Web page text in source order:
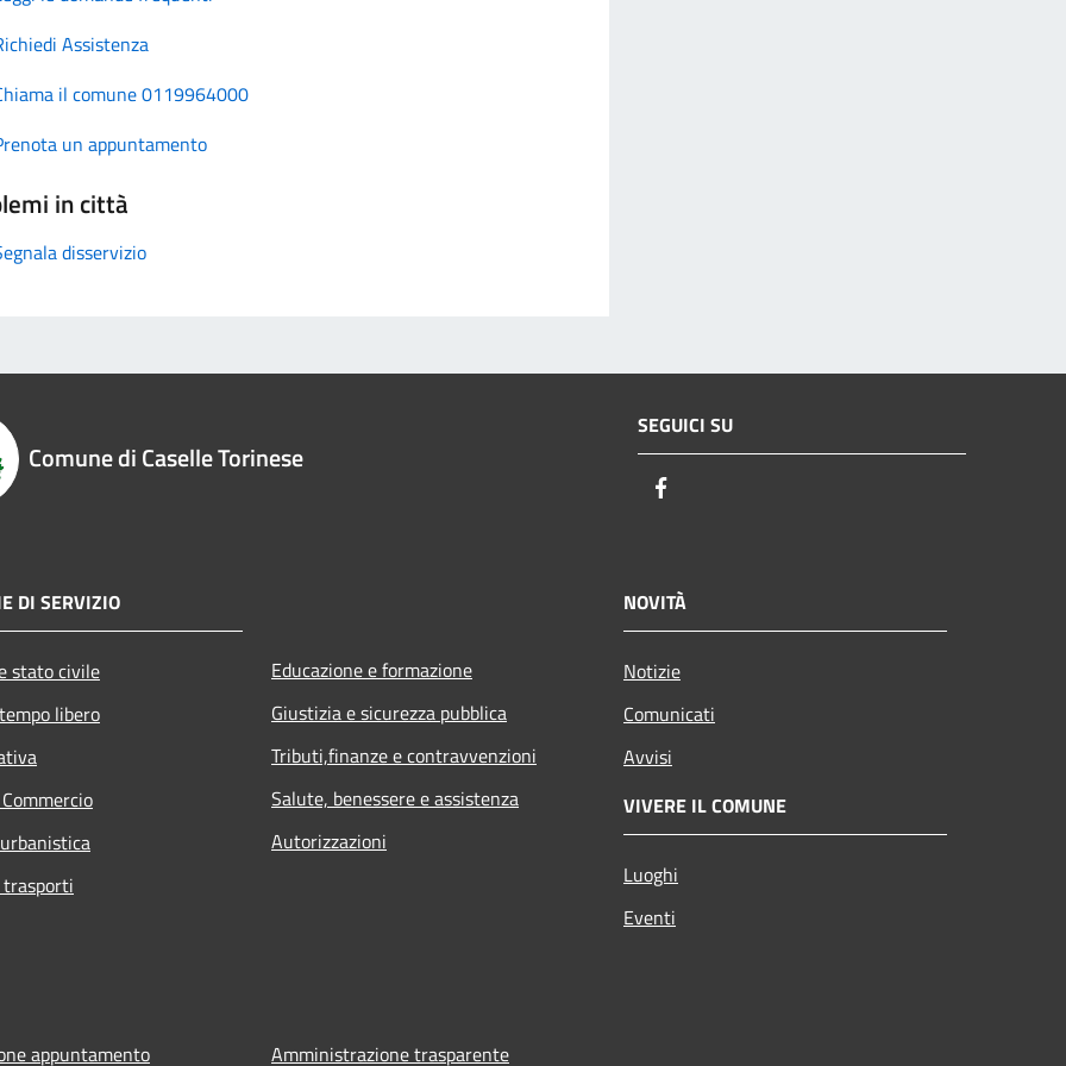
Assistenza
il comune 0119964000
un appuntamento
in città
disservizio
Comune di Caselle Torinese
SEGUICI SU
DI SERVIZIO
stato civile
libero
Educazione e formazione
Giustizia e sicurezza pubblica
Tributi,finanze e contravvenzioni
Salute, benessere e assistenza
Autorizzazioni
NOVITÀ
Notizie
Comunicati
Avvisi
VIVERE IL COMUNE
Luoghi
Eventi
appuntamento Amministrazione trasparente